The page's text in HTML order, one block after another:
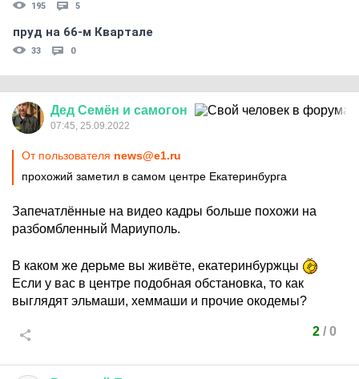
195 5
пруд на 66-м Квартале
33 0
Дед Семён и самогон
07:45, 25.09.2022
От пользователя news@e1.ru
прохожий заметил в самом центре Екатеринбурга
Запечатлённые на видео кадры больше похожи на
разбомбленный Мариуполь.
В каком же дерьме вы живёте, екатеринбуржцы
Если у вас в центре подобная обстановка, то как
выглядят эльмаши, хеммаши и прочие окодемы?
2/ 0